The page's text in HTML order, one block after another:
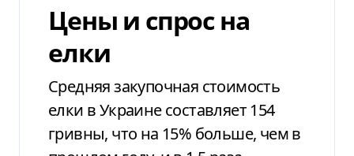
Цены и спрос на
елки
Средняя закупочная стоимость
елки в Украине составляет 154
гривны, что на 15% больше, чем в